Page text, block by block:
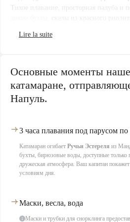
Тихое плавание, просторная палуба и
сноркелингом в идеальных условиях.
Эта экскурсия на частном катамаране
девичник, корпоративный семинар
Лазурном берегу.
Основные моменты
катамаране,
Напуль.
3 часа плавания под парусом по
Катамаран огибает Ручьи Эстереля из
бухты, бирюзовые воды, доступные только
дружеская атмосфера. Ваш капитан
условиям дня.
Маски, весла, вода
1 Маски и трубки для снорклинга